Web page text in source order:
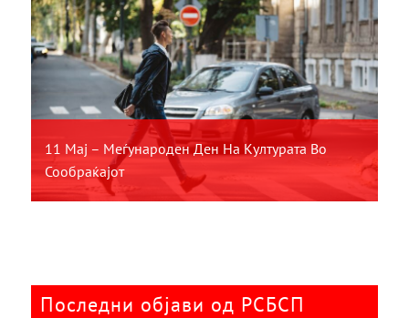
11 Мај – Меѓународен Ден На Културата Во
Сообраќајот
Последни објави од РСБСП